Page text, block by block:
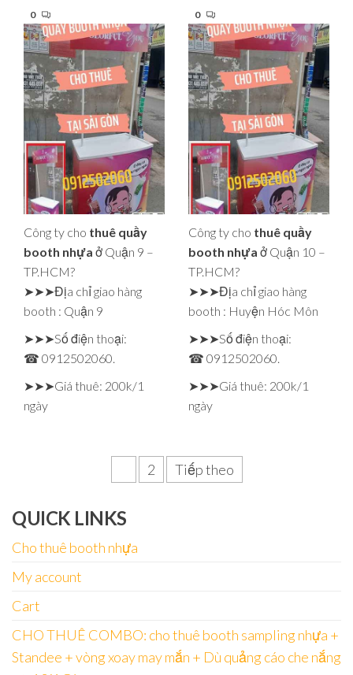
0
Công ty cho thuê quầy
booth nhựa ở Quận 9 –
TP.HCM?
➤➤➤Địa chỉ giao hàng
booth : Quận 9
➤➤➤Số điện thoại:
☎ 0912502060.
➤➤➤Giá thuê: 200k/1
ngày
0
Công ty cho thuê quầy
booth nhựa ở Quận 10 –
TP.HCM?
➤➤➤Địa chỉ giao hàng
booth : Huyện Hóc Môn
➤➤➤Số điện thoại:
☎ 0912502060.
➤➤➤Giá thuê: 200k/1
ngày
bài
viết
2 Tiếp theo
QUICK LINKS
Cho thuê booth nhựa
My account
Cart
CHO THUÊ COMBO: cho thuê booth sampling nhựa +
Standee + vòng xoay may mắn + Dù quảng cáo che nắng